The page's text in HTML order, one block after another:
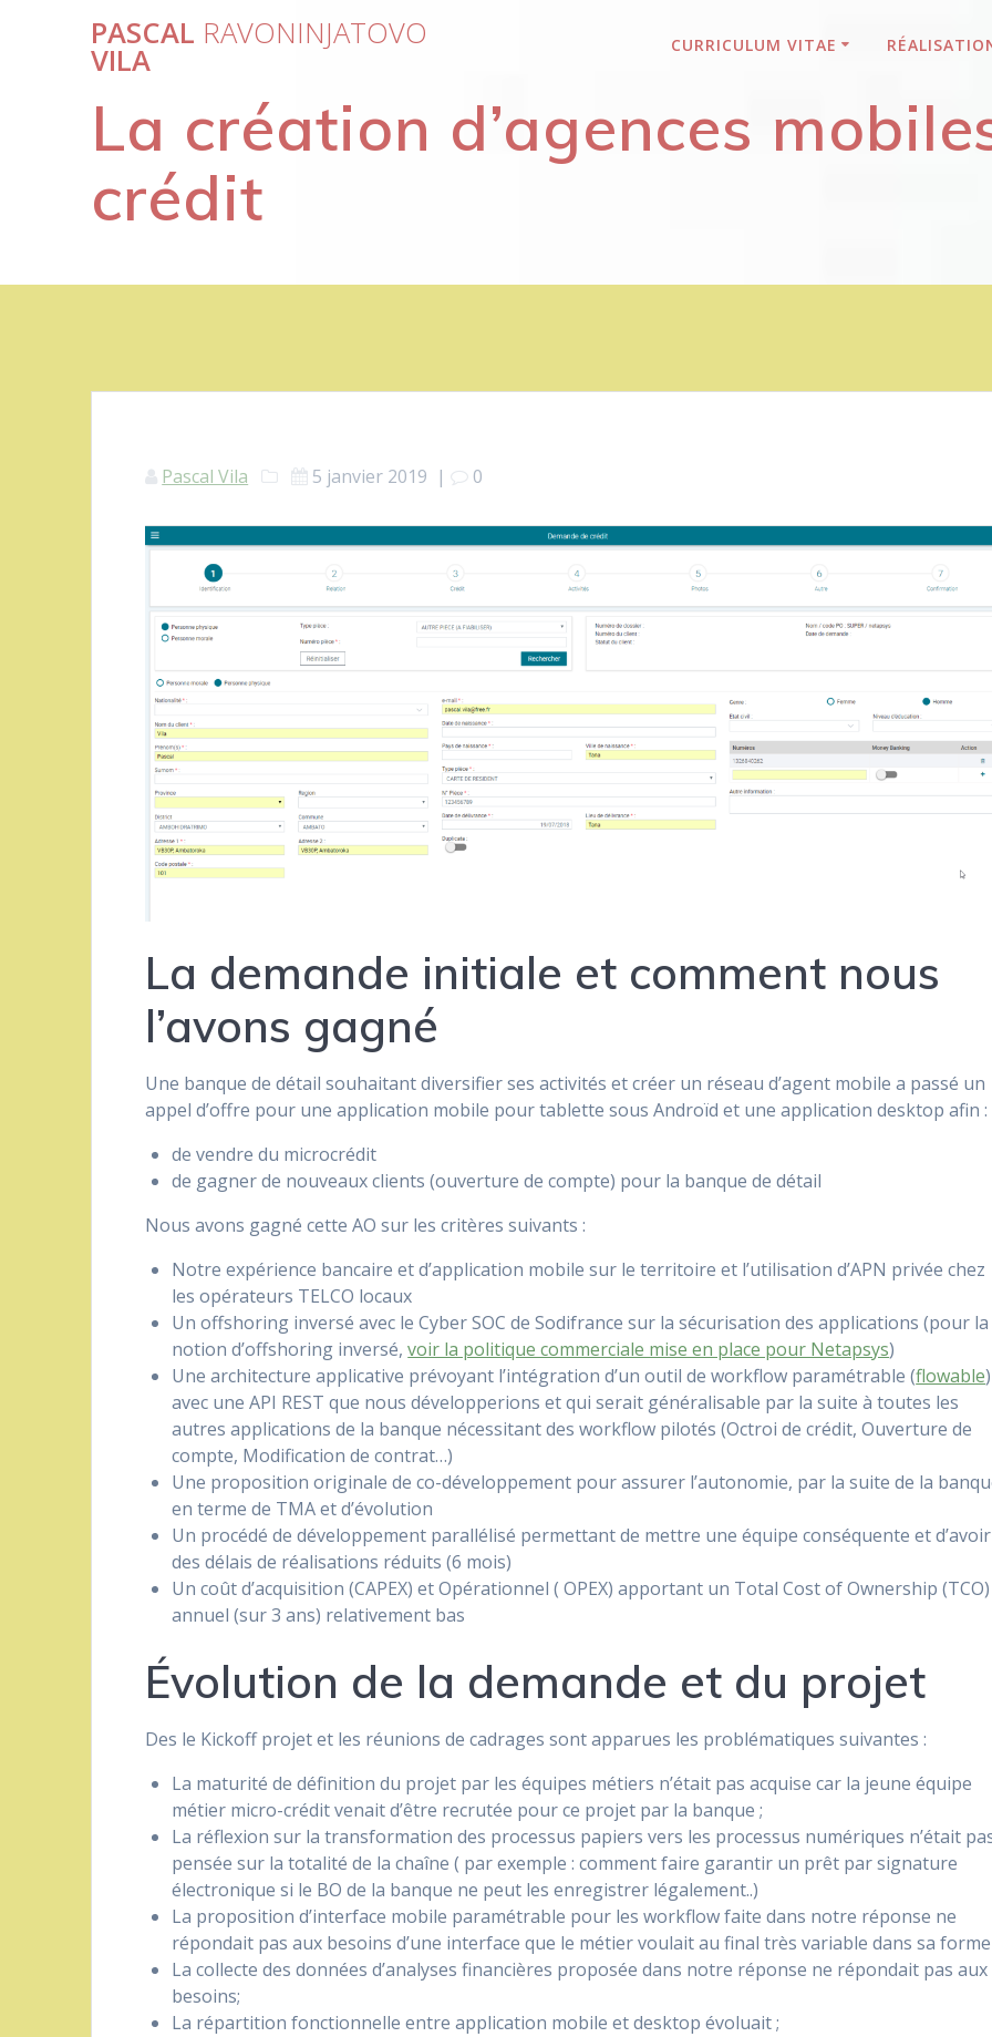
PASCAL RAVONINJATOVO
VILA CURRICULUM VITAE
La création d’agences
crédit
Pascal Vila 5 janvier 2019 | 0
La demande initiale et comment nous
l’avons gagné
Une banque de détail souhaitant diversifier ses activités et créer un réseau d’agent mobile a passé un
appel d’offre pour une application mobile pour tablette sous Androïd et une application desktop afin :
de vendre du microcrédit
de gagner de nouveaux clients (ouverture de compte) pour la banque de détail
Nous avons gagné cette AO sur les critères suivants :
Notre expérience bancaire et d’application mobile sur le territoire et l’utilisation d’APN privée chez
les opérateurs TELCO locaux
Un offshoring inversé avec le Cyber SOC de Sodifrance sur la sécurisation des applications (pour la
notion d’offshoring inversé,voir la politique commerciale mise en place pour Netapsys)
Une architecture applicative prévoyant l’intégration d’un outil de workflow paramétrable (flowable)
avec une API REST que nous développerions et qui serait généralisable par la suite à toutes les
autres applications de la banque nécessitant des workflow pilotés (Octroi de crédit, Ouverture de
compte, Modification de contrat…)
Une proposition originale de co-développement pour assurer l’autonomie, par la suite de la
en terme de TMA et d’évolution
Un procédé de développement parallélisé permettant de mettre une équipe conséquente et d’avoir
des délais de réalisations réduits (6 mois)
Un coût d’acquisition (CAPEX) et Opérationnel ( OPEX) apportant un Total Cost of Ownership (TCO)
annuel (sur 3 ans) relativement bas
Évolution de la demande et du projet
Des le Kickoff projet et les réunions de cadrages sont apparues les problématiques suivantes :
La maturité de définition du projet par les équipes métiers n’était pas acquise car la jeune équipe
métier micro-crédit venait d’être recrutée pour ce projet par la banque ;
La réflexion sur la transformation des processus papiers vers les processus numériques n’était
pensée sur la totalité de la chaîne ( par exemple : comment faire garantir un prêt par signature
électronique si le BO de la banque ne peut les enregistrer légalement..)
La proposition d’interface mobile paramétrable pour les workflow faite dans notre réponse ne
répondait pas aux besoins d’une interface que le métier voulait au final très variable dans sa
La collecte des données d’analyses financières proposée dans notre réponse ne répondait pas aux
besoins;
La répartition fonctionnelle entre application mobile et desktop évoluait ;
une
travailler